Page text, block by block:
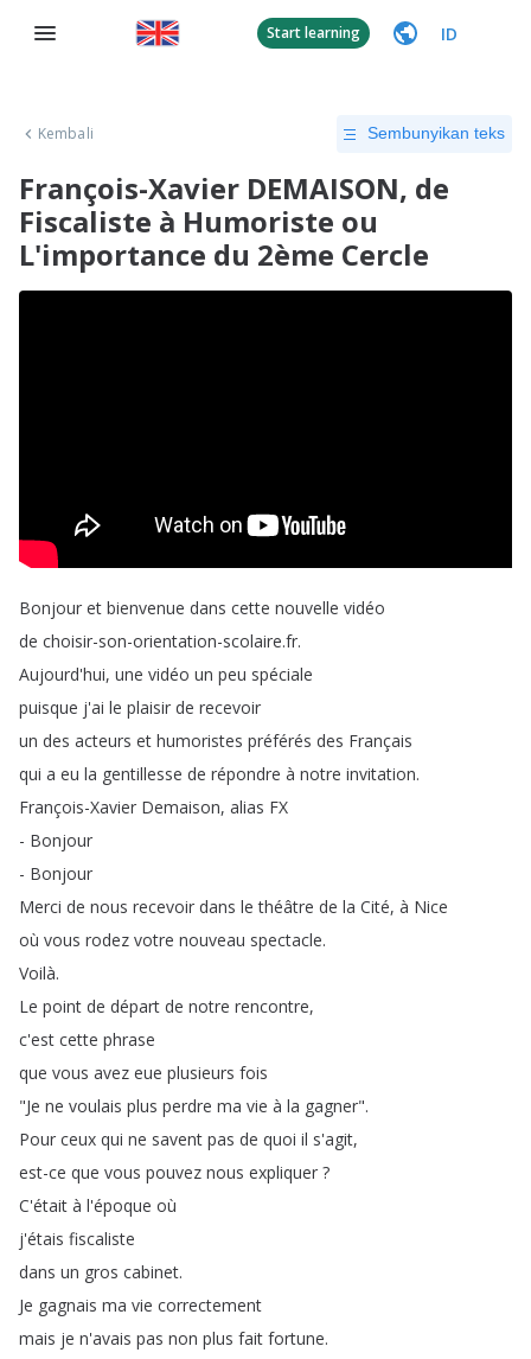
Start learning ID
Kembali Sembunyikan teks
François-Xavier DEMAISON, de
Fiscaliste à Humoriste ou
L'importance du 2ème Cercle
Bonjour et bienvenue dans cette nouvelle vidéo
de choisir-son-orientation-scolaire.fr.
Aujourd'hui, une vidéo un peu spéciale
puisque j'ai le plaisir de recevoir
un des acteurs et humoristes préférés des Français
qui a eu la gentillesse de répondre à notre invitation.
François-Xavier Demaison, alias FX
- Bonjour
- Bonjour
Merci de nous recevoir dans le théâtre de la Cité, à Nice
où vous rodez votre nouveau spectacle.
Voilà.
Le point de départ de notre rencontre,
c'est cette phrase
que vous avez eue plusieurs fois
"Je ne voulais plus perdre ma vie à la gagner".
Pour ceux qui ne savent pas de quoi il s'agit,
est-ce que vous pouvez nous expliquer ?
C'était à l'époque où
j'étais fiscaliste
dans un gros cabinet.
Je gagnais ma vie correctement
mais je n'avais pas non plus fait fortune.